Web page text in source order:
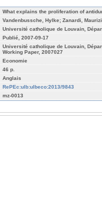
What explains the proliferation of
Vandenbussche, Hylke; Zanardi,
Université catholique de Louvain,
Publié, 2007-09-17
Université catholique de Louvain,
Working Paper, 2007027
Economie
46 p.
Anglais
RePEc:ulb:ulbeco:2013/9843
mz-0013